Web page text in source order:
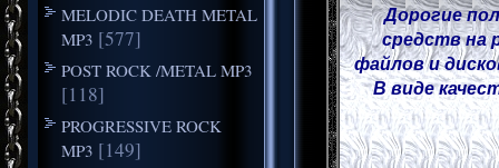
MELODIC DEATH METAL
MP3 [577]
POST ROCK /METAL MP3
[118]
PROGRESSIVE ROCK
MP3 [149]
Дорогие
средств на
файлов и
В виде